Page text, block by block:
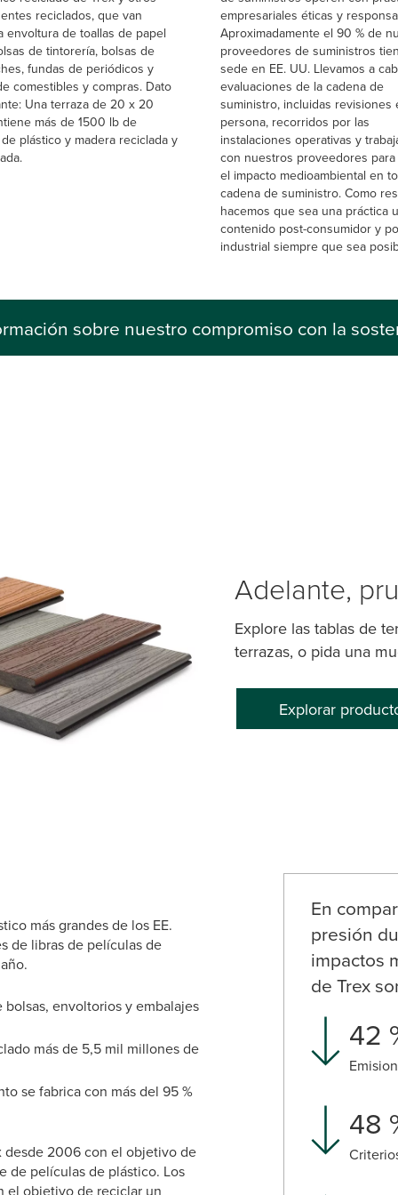
reciclados, que van
envoltura de toallas de papel
de tintorería, bolsas de
fundas de periódicos y
comestibles y compras. Dato
Una terraza de 20 x 20
más de 1500 lb de
plástico y madera reciclada y
empresariales éticas y
Aproximadamente el 90 % de
proveedores de suministros
sede en EE. UU. Llevamos a
evaluaciones de la cadena de
suministro, incluidas revisiones
persona, recorridos por las
instalaciones operativas y
con nuestros proveedores
el impacto medioambiental en
cadena de suministro. Como
hacemos que sea una práctica
contenido post-consumidor y
industrial siempre que sea
sobre nuestro compromiso con la
Adelante,
Explore las tablas de
terrazas, o pida una
Explorar
más grandes de los EE.
de libras de películas de
bolsas, envoltorios y embalajes
más de 5,5 mil millones de
se fabrica con más del 95 %
desde 2006 con el objetivo de
de películas de plástico. Los
el objetivo de reciclar un
En
presión
impactos
de Trex
42
48